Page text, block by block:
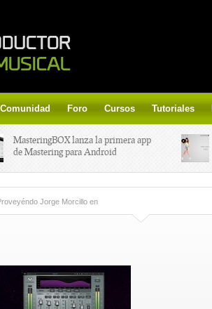
Comunidad Foro Cursos Tutoriales
MasteringBOX lanza la primera app
de Mastering para Android
line gratis!
Tutorial de CLA Effects, aprende a
aplicar efectos a tus voces.
Jorge Morcillo en